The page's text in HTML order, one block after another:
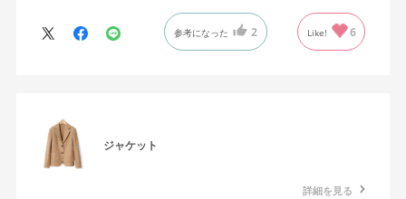
参考になった 2 Like! 6
ジャケット
詳細を見る